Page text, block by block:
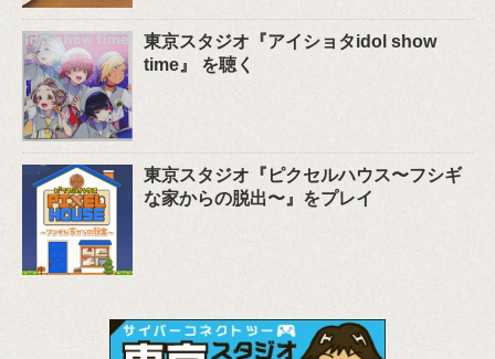
東京スタジオ『アイショタidol show
time』 を聴く
東京スタジオ『ピクセルハウス〜フシギ
な家からの脱出〜』をプレイ